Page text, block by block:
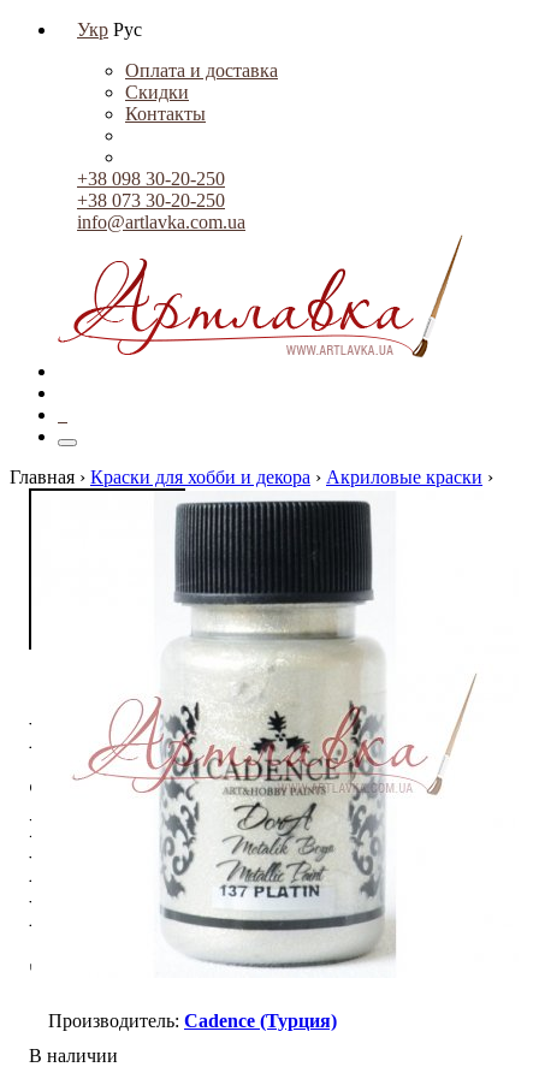
Укр Рус
Оплата и доставка
Скидки
Контакты
+38 098 30-20-250
+38 073 30-20-250
info@artlavka.com.ua
Главная › Краски для хобби и декора › Акриловые краски ›
Краска
акриловая
металлизированная
Dora,
Платина,
50мл
Cadence (Турция)
В наличии